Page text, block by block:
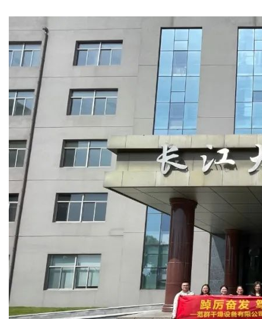
载体干燥系列
滚筒干燥系列
沸腾干燥系列
烘箱干燥系列
管束干燥系列
干燥配套装置
社会责任报告
社会责任